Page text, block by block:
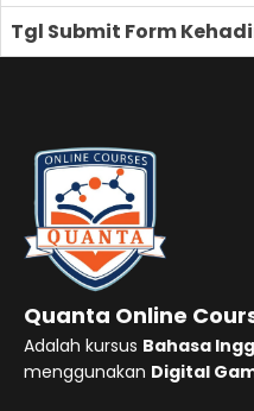
Tgl Submit Form
Quanta Online
Adalah kursus Bahasa
menggunakan Digital